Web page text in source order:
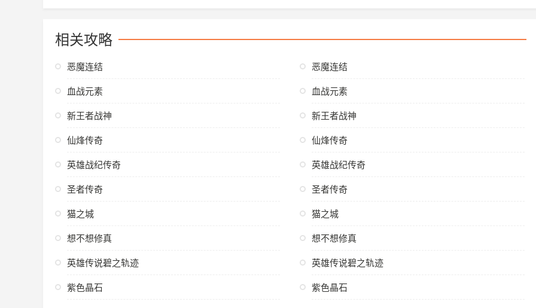
相关攻略
恶魔连结
血战元素
新王者战神
仙烽传奇
英雄战纪传奇
圣者传奇
猫之城
想不想修真
英雄传说碧之轨迹
紫色晶石
恶魔连结
血战元素
新王者战神
仙烽传奇
英雄战纪传奇
圣者传奇
猫之城
想不想修真
英雄传说碧之轨迹
紫色晶石